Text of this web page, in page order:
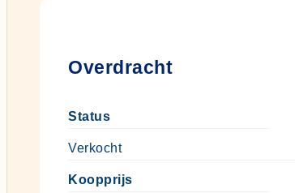
Overdracht
Status
Verkocht
Koopprijs